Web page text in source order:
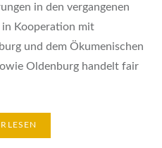
in den vergangenen
in Kooperation mit
und dem Ökumenischen
Oldenburg handelt fair